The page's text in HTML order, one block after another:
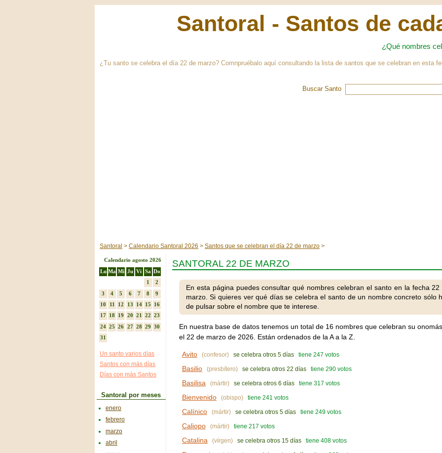
Santoral - Santos de
¿Qué nombres
¿Tu santo se celebra el día 22 de marzo? Comnpruébalo aquí consultando la lista de santos que se celebran en esta
Buscar Santo
Santoral Calendario Santoral 2026 Santos que se celebran el día 22 de marzo
SANTORAL 22 DE MARZO
En esta página puedes consultar qué nombres celebran el santo en la fecha 22
marzo. Si quieres ver qué días se celebra el santo de un nombre concreto sólo
de pulsar sobre el nombre que te interese.
En nuestra base de datos tenemos un total de 16 nombres que celebran su
el 22 de marzo de 2026. Están ordenados de la A a la Z.
Avito (confesor) se celebra otros 5 días tiene 247 votos
Basilio (presbítero) se celebra otros 22 días tiene 290 votos
Basilisa (mártir) se celebra otros 6 días tiene 317 votos
Bienvenido (obispo) tiene 241 votos
Calínico (mártir) se celebra otros 5 días tiene 249 votos
Caliopo (mártir) tiene 217 votos
Catalina (vírgen) se celebra otros 15 días tiene 408 votos
Calendario agosto 2026
Lu Ma Mi Ju Vi Sa Do
1
2
3
4 5 6 7 8
9
10
11 12 13 14 15
16
17 18 19 20 21 22
23
24 25 26 27 28 29
30
31
Un santo varios días
Santos con más días
Días con más Santos
Santoral por meses
enero
febrero
marzo
abril